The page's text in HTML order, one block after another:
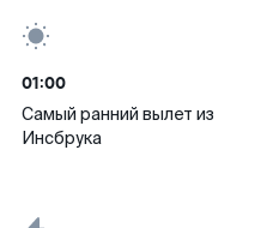
01:00
Самый ранний вылет из
Инсбрука